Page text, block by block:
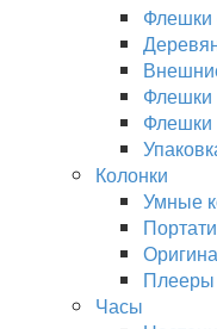
Флешки
Флешки
Флешки
Колонки
Умные
Плееры
Часы